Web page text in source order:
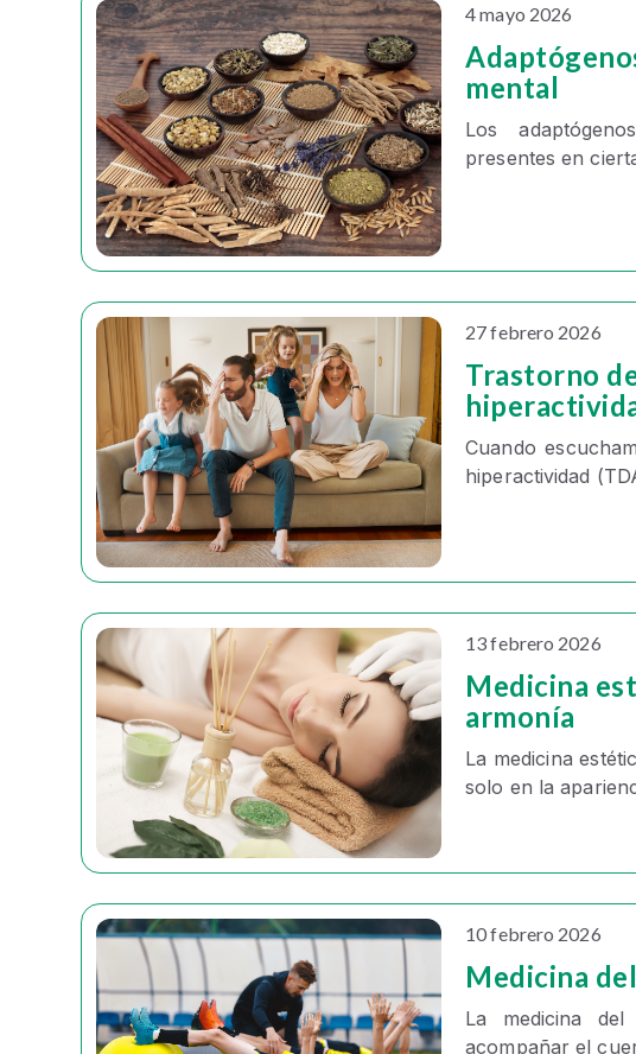
4 mayo 2026
mental
Los
presentes en
27 febrero 2026
Trastorno
Cuando
hiperactividad
13 febrero 2026
Medicina
armonía
La medicina
solo en la
10 febrero 2026
Medicina
La medicina del
acompañar el